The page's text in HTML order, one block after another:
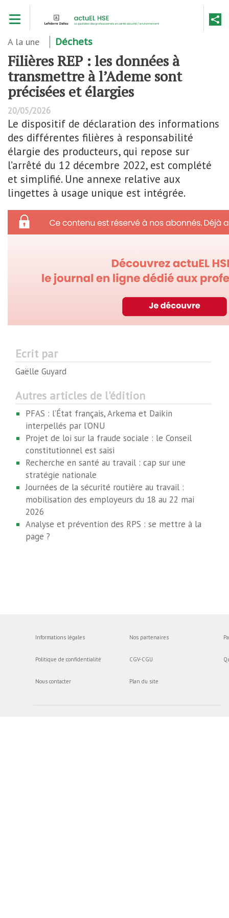
contenu
A la une Déchets
Filières REP : les données à
transmettre à l’Ademe sont
précisées et élargies
20/05/2026
Le dispositif de déclaration des informations
des différentes filières à responsabilité
élargie des producteurs, qui repose sur
l’arrêté du 12 décembre 2022, est complété
et simplifié. Une annexe relative aux
lingettes à usage unique est intégrée.
Ecrit par
Gaëlle Guyard
Autres articles de l'édition
PFAS : l’État français, Arkema et Daikin
interpellés par l’ONU
Projet de loi sur la fraude sociale : le Conseil
constitutionnel est saisi
Recherche en santé au travail : cap sur une
stratégie nationale
Journées de la sécurité routière au travail :
mobilisation des employeurs du 18 au 22 mai
2026
Analyse et prévention des RPS : se mettre à la
page ?
Informations légales
Politique de confidentialité
Nous contacter
Nos partenaires
CGV-CGU
Plan du site